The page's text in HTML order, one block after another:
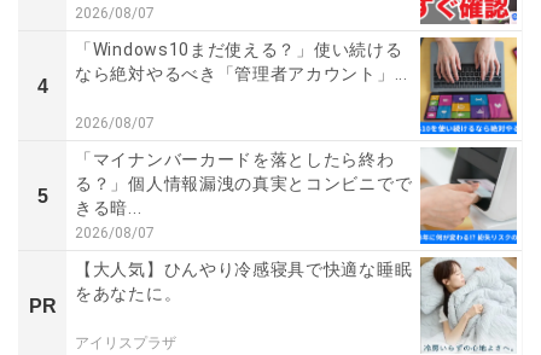
2026/08/07
4
「Windows10まだ使える？」使い続ける
なら絶対やるべき「管理者アカウント」...
2026/08/07
5
「マイナンバーカードを落としたら終わ
る？」個人情報漏洩の真実とコンビニでで
きる暗...
2026/08/07
PR
【大人気】ひんやり冷感寝具で快適な睡眠
をあなたに。
アイリスプラザ